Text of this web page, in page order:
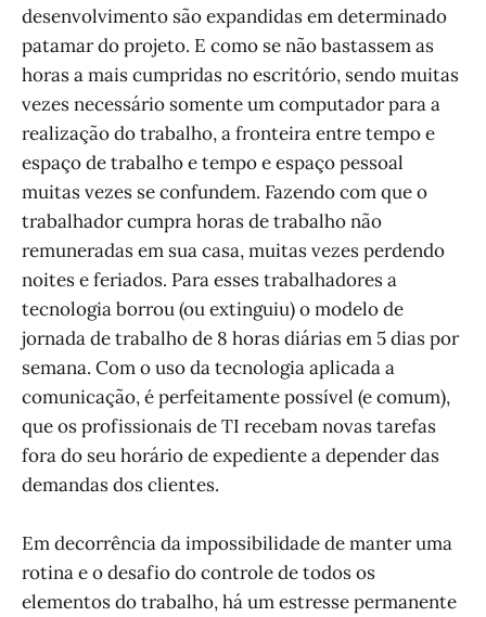
desenvolvimento são expandidas em determinado
patamar do projeto. E como se não bastassem as
horas a mais cumpridas no escritório, sendo muitas
vezes necessário somente um computador para a
realização do trabalho, a fronteira entre tempo e
espaço de trabalho e tempo e espaço pessoal
muitas vezes se confundem. Fazendo com que o
trabalhador cumpra horas de trabalho não
remuneradas em sua casa, muitas vezes perdendo
noites e feriados. Para esses trabalhadores a
tecnologia borrou (ou extinguiu) o modelo de
jornada de trabalho de 8 horas diárias em 5 dias por
semana. Com o uso da tecnologia aplicada a
comunicação, é perfeitamente possível (e comum),
que os profissionais de TI recebam novas tarefas
fora do seu horário de expediente a depender das
demandas dos clientes.
Em decorrência da impossibilidade de manter uma
rotina e o desafio do controle de todos os
elementos do trabalho, há um estresse permanente